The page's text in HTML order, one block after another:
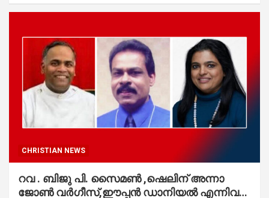
CHRISTIAN NEWS
റവ . ബിജു പി. സൈമൺ ,ഷെലിന് അന്നാ
ജോൺ വർഗീസ്,ഈപ്പൻ ഡാനിയൽ എന്നിവർ